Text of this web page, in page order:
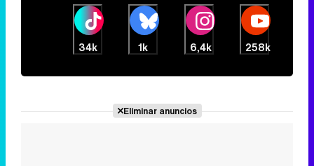
34k 1k 6,4k 258k
Eliminar anuncios